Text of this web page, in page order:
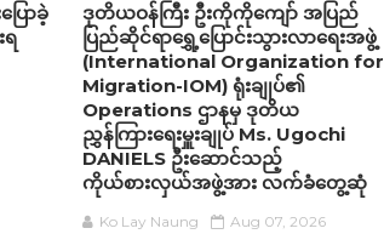
ောခဲ့
ရ
ဒုတိယဝန်ကြီး ဦးကိုကိုကျော် အပြည်
ပြည်ဆိုင်ရာရွှေ့ပြောင်းသွားလာရေးအဖွဲ့
(International Organization for
Migration-IOM) ရုံးချုပ်၏
Operations ဌာနမှ ဒုတိယ
ညွှန်ကြားရေးမှူးချုပ် Ms. Ugochi
DANIELS ဦးဆောင်သည့်
ကိုယ်စားလှယ်အဖွဲ့အား လက်ခံတွေ့ဆုံ
Ko Lay Naung Aug 07, 2026